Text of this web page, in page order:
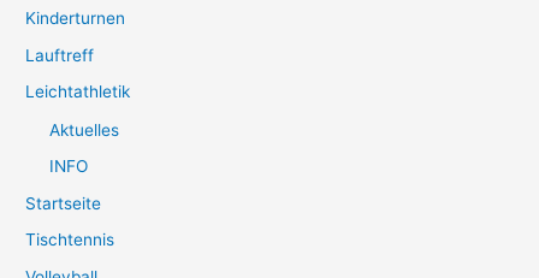
Kinderturnen
Lauftreff
Leichtathletik
Aktuelles
INFO
Startseite
Tischtennis